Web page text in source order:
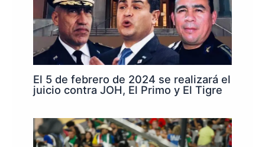
El 5 de febrero de 2024 se realizará el
juicio contra JOH, El Primo y El Tigre